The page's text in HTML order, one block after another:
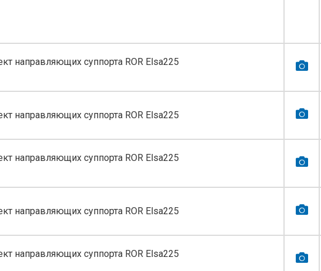
направляющих суппорта ROR Elsa225
направляющих суппорта ROR Elsa225
направляющих суппорта ROR Elsa225
направляющих суппорта ROR Elsa225
направляющих суппорта ROR Elsa225